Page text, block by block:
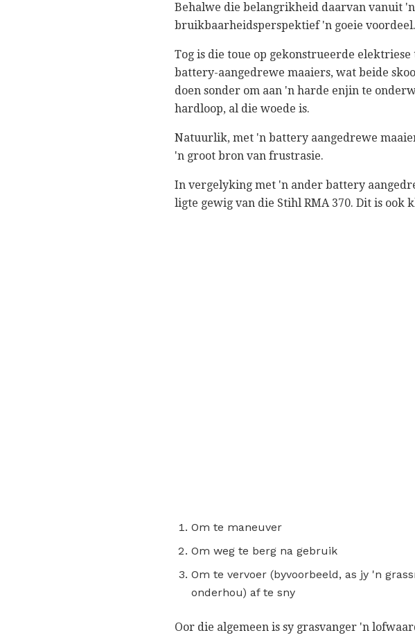
Behalwe die belangrikheid daarvan vanuit
bruikbaarheidsperspektief 'n goeie
Tog is die toue op gekonstrueerde
battery-aangedrewe maaiers, wat beide
doen sonder om aan 'n harde enjin te
hardloop, al die woede is.
Natuurlik, met 'n battery aangedrewe
'n groot bron van frustrasie.
In vergelyking met 'n ander battery
ligte gewig van die Stihl RMA 370. Dit is
Om te maneuver
Om weg te berg na gebruik
Om te vervoer (byvoorbeeld, as jy 'n
onderhou) af te sny
Oor die algemeen is sy grasvanger 'n